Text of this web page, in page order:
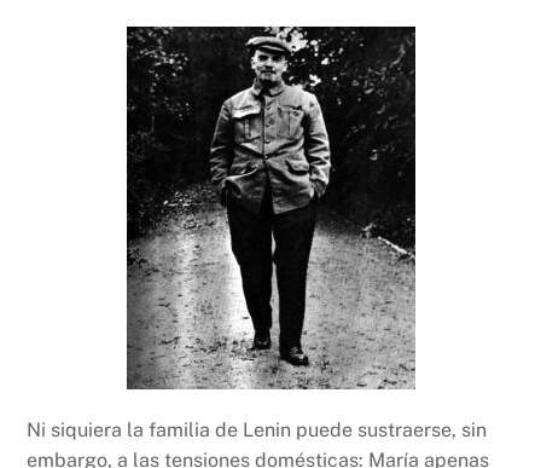
Ni siquiera la familia de Lenin puede sustraerse, sin
embargo, a las tensiones domésticas: María apenas